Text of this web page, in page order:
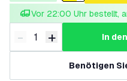
Vor 22:00 Uhr bestellt,
Menge verringern
- Menge erhöhen
+ in
Benötigen